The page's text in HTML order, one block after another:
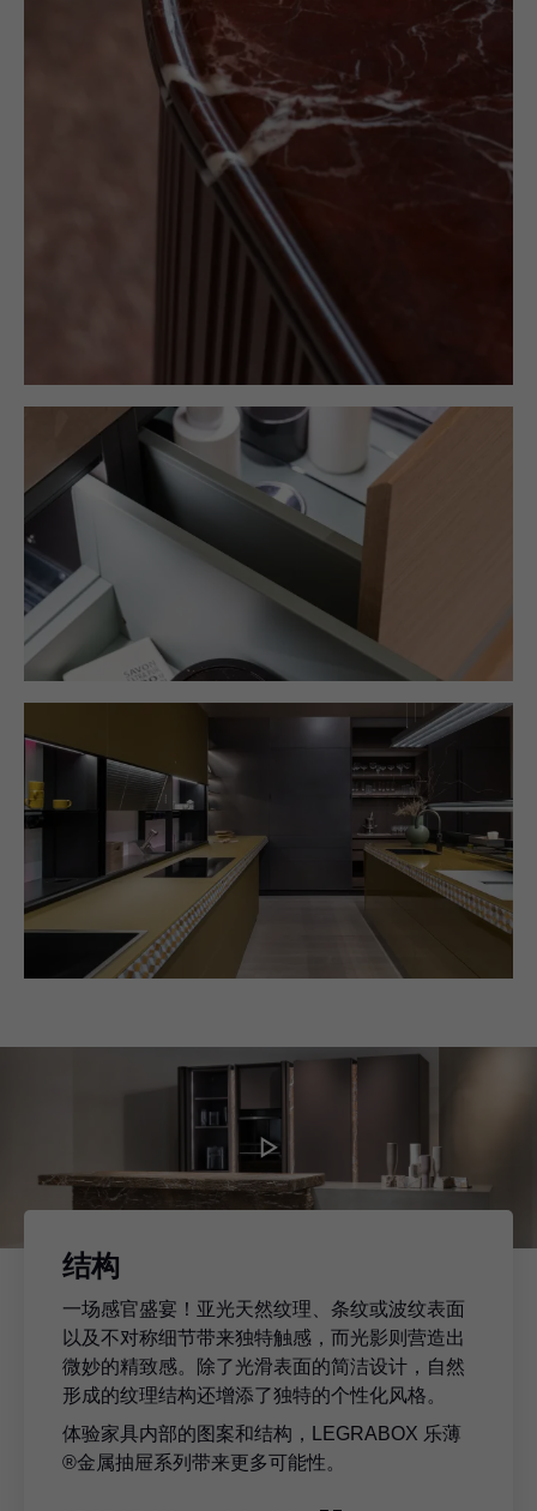
结构
一场感官盛宴！亚光天然纹理、条纹或波纹表面
以及不对称细节带来独特触感，而光影则营造出
微妙的精致感。除了光滑表面的简洁设计，自然
形成的纹理结构还增添了独特的个性化风格。
体验家具内部的图案和结构，LEGRABOX 乐薄
®金属抽屉系列带来更多可能性。